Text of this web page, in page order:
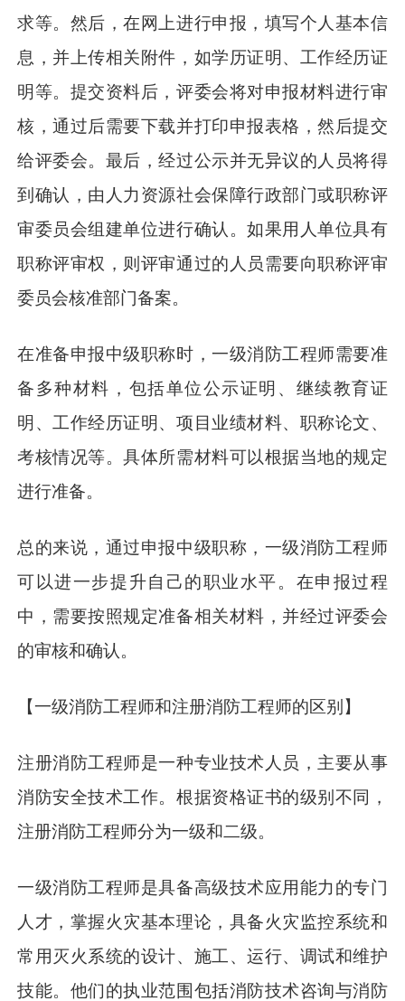
求等。然后，在网上进行申报，填写个人基本信
息，并上传相关附件，如学历证明、工作经历证
明等。提交资料后，评委会将对申报材料进行审
核，通过后需要下载并打印申报表格，然后提交
给评委会。最后，经过公示并无异议的人员将得
到确认，由人力资源社会保障行政部门或职称评
审委员会组建单位进行确认。如果用人单位具有
职称评审权，则评审通过的人员需要向职称评审
委员会核准部门备案。
在准备申报中级职称时，一级消防工程师需要准
备多种材料，包括单位公示证明、继续教育证
明、工作经历证明、项目业绩材料、职称论文、
考核情况等。具体所需材料可以根据当地的规定
进行准备。
总的来说，通过申报中级职称，一级消防工程师
可以进一步提升自己的职业水平。在申报过程
中，需要按照规定准备相关材料，并经过评委会
的审核和确认。
【一级消防工程师和注册消防工程师的区别】
注册消防工程师是一种专业技术人员，主要从事
消防安全技术工作。根据资格证书的级别不同，
注册消防工程师分为一级和二级。
一级消防工程师是具备高级技术应用能力的专门
人才，掌握火灾基本理论，具备火灾监控系统和
常用灭火系统的设计、施工、运行、调试和维护
技能。他们的执业范围包括消防技术咨询与消防